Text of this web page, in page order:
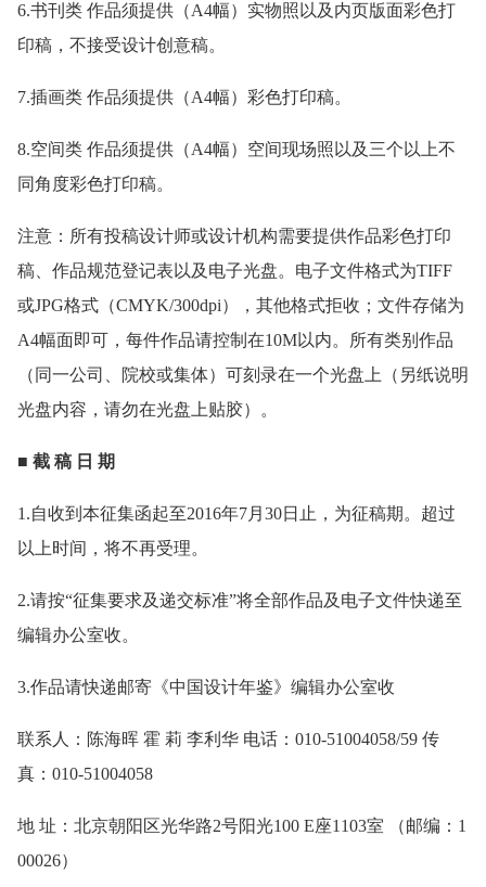
6.书刊类 作品须提供（A4幅）实物照以及内页版面彩色打
印稿，不接受设计创意稿。
7.插画类 作品须提供（A4幅）彩色打印稿。
8.空间类 作品须提供（A4幅）空间现场照以及三个以上不
同角度彩色打印稿。
注意：所有投稿设计师或设计机构需要提供作品彩色打印
稿、作品规范登记表以及电子光盘。电子文件格式为TIFF
或JPG格式（CMYK/300dpi），其他格式拒收；文件存储为
A4幅面即可，每件作品请控制在10M以内。所有类别作品
（同一公司、院校或集体）可刻录在一个光盘上（另纸说明
光盘内容，请勿在光盘上贴胶）。
■ 截 稿 日 期
1.自收到本征集函起至2016年7月30日止，为征稿期。超过
以上时间，将不再受理。
2.请按“征集要求及递交标准”将全部作品及电子文件快递至
编辑办公室收。
3.作品请快递邮寄《中国设计年鉴》编辑办公室收
联系人：陈海晖 霍 莉 李利华 电话：010-51004058/59 传
真：010-51004058
地 址：北京朝阳区光华路2号阳光100 E座1103室 （邮编：1
00026）